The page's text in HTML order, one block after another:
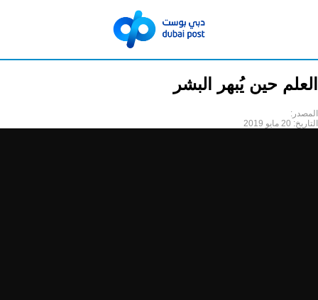
العلم حين يُبهر البشر
المصدر:
التاريخ: 20 مايو 2019